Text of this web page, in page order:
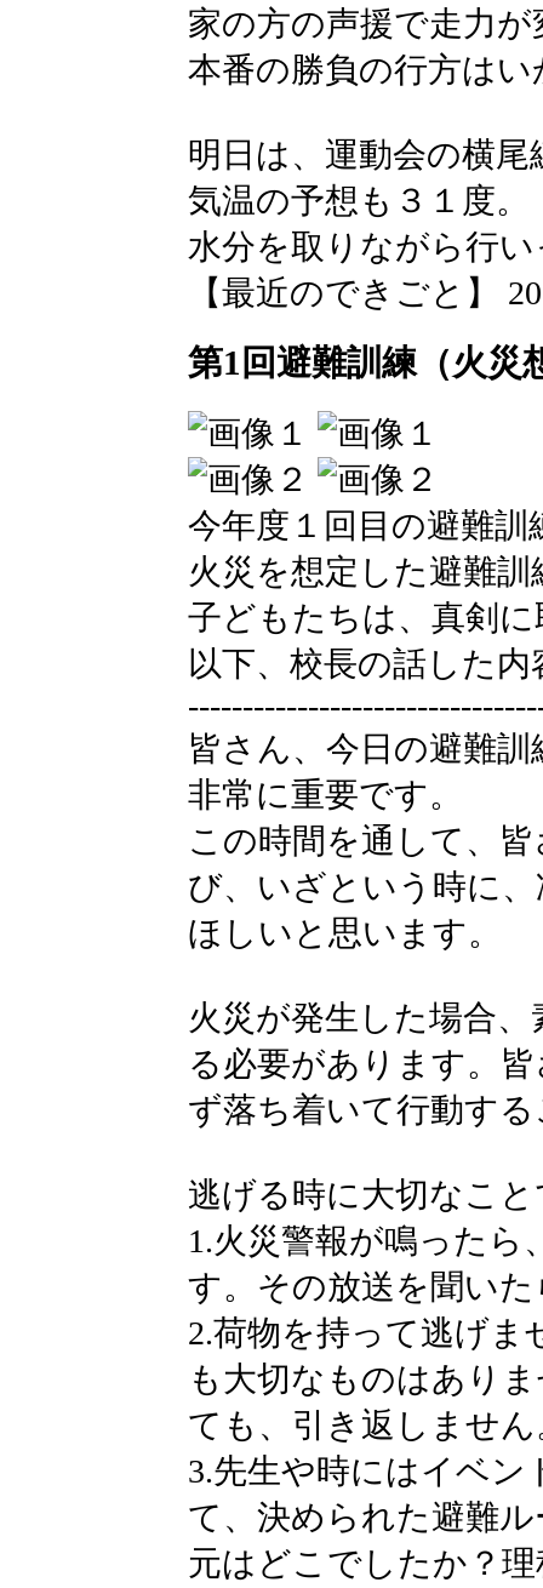
家の方の声援で走力
本番の勝負の行方はい
明日は、運動会の横
気温の予想も３１度。
水分を取りながら行
【最近のできごと】
第1回避難訓練（火災
今年度１回目の避難
火災を想定した避難
子どもたちは、真剣
以下、校長の話した内
皆さん、今日の避難
非常に重要です。
この時間を通して、
び、いざという時に
ほしいと思います。
火災が発生した場合
る必要があります。
ず落ち着いて行動す
逃げる時に大切なこ
1.火災警報が鳴ったら
す。その放送を聞い
2.荷物を持って逃げま
も大切なものはあり
ても、引き返しません
3.先生や時にはイベ
て、決められた避難
元はどこでしたか？